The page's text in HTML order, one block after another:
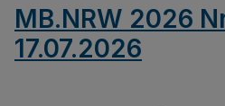
MB.NRW 2026
17.07.2026